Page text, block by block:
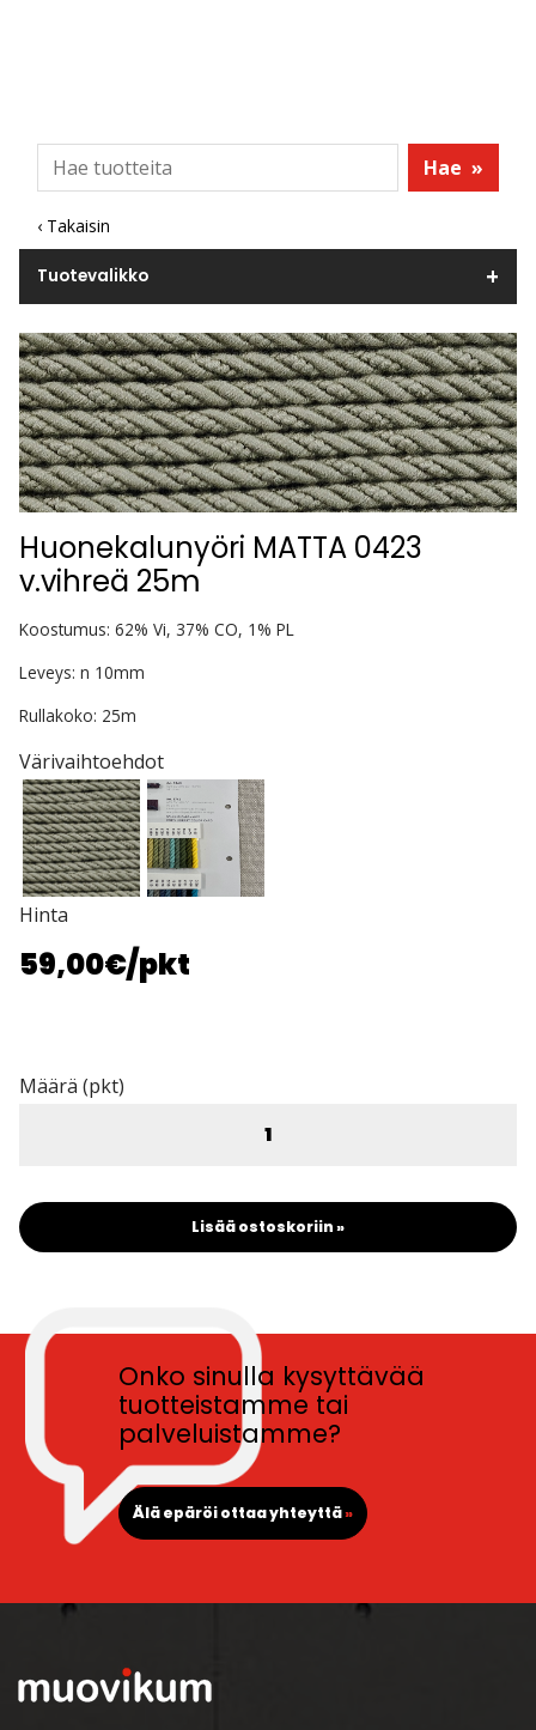
Hae »
‹ Takaisin
Tuotevalikko
Huonekalunyöri MATTA 0423
v.vihreä 25m
Koostumus: 62% Vi, 37% CO, 1% PL
Leveys: n 10mm
Rullakoko: 25m
Värivaihtoehdot
Hinta
59,00€/pkt
Määrä (pkt)
Lisää ostoskoriin »
Onko sinulla kysyttävää
tuotteistamme tai
palveluistamme?
Älä epäröi ottaa yhteyttä»